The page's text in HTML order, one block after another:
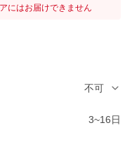
にはお届けできません
不可
3~16日